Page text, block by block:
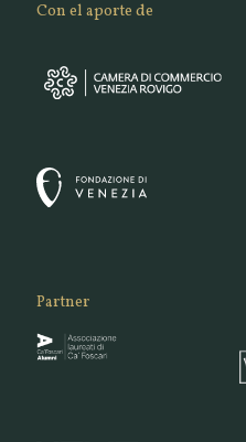
Con el aporte de
Partner